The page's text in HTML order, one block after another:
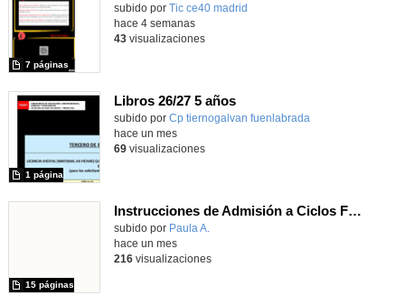
subido por Tic ce40 madrid
7 páginas
hace 4 semanas
43visualizaciones
Libros 26/27 5 años
subido por Cp tiernogalvan fuenlabrada
1 página
hace un mes
69visualizaciones
Instrucciones de Admisión a Ciclos Formativos de Grado Superior. CUrso 26/27
subido por Paula A.
15 páginas
hace un mes
216visualizaciones